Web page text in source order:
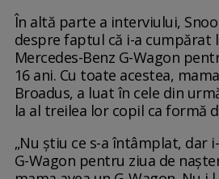
În altă parte a interviului,
despre faptul că i-a cumpărat
Mercedes-Benz G-Wagon
16 ani. Cu toate acestea,
Broadus, a luat în cele din
la al treilea lor copil ca formă
„Nu știu ce s-a întâmplat, dar
G-Wagon pentru ziua de